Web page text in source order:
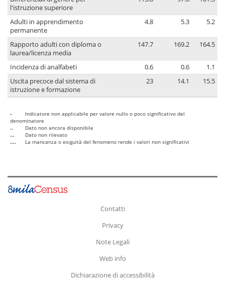
l'istruzione superiore
Adulti in apprendimento
permanente
4.8 5.3 5.2
Rapporto adulti con diploma o
laurea/licenza media
147.7 169.2 164.5
Incidenza di analfabeti 0.6 0.6
1.1
Uscita precoce dal sistema di
istruzione e formazione
23 14.1 15.5
-
Indicatore non applicabile per valore nullo o poco significativo del
denominatore
..
Dato non ancora disponibile
...
Dato non rilevato
....
La mancanza o esiguità del fenomeno rende i valori non significativi
Contatti
Privacy
Note Legali
Web info
Dichiarazione di accessibilità